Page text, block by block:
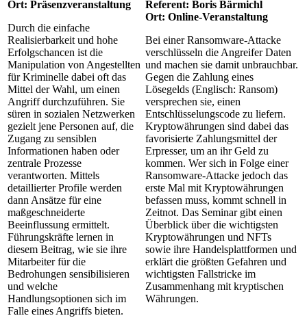
Ort: Präsenzveranstaltung
Durch die einfache
Realisierbarkeit und hohe
Erfolgschancen ist die
Manipulation von Angestellten
für Kriminelle dabei oft das
Mittel der Wahl, um einen
Angriff durchzuführen. Sie
süren in sozialen Netzwerken
gezielt jene Personen auf, die
Zugang zu sensiblen
Informationen haben oder
zentrale Prozesse
verantworten. Mittels
detaillierter Profile werden
dann Ansätze für eine
maßgeschneiderte
Beeinflussung ermittelt.
Führungskräfte lernen in
diesem Beitrag, wie sie ihre
Mitarbeiter für die
Bedrohungen sensibilisieren
und welche
Handlungsoptionen sich im
Falle eines Angriffs bieten.
Referent: Boris Bärmichl
Ort: Online-Veranstaltung
Bei einer Ransomware-Attacke
verschlüsseln die Angreifer Daten
und machen sie damit unbrauchbar.
Gegen die Zahlung eines
Lösegelds (Englisch: Ransom)
versprechen sie, einen
Entschlüsselungscode zu liefern.
Kryptowährungen sind dabei das
favorisierte Zahlungsmittel der
Erpresser, um an ihr Geld zu
kommen. Wer sich in Folge einer
Ransomware-Attacke jedoch das
erste Mal mit Kryptowährungen
befassen muss, kommt schnell in
Zeitnot. Das Seminar gibt einen
Überblick über die wichtigsten
Kryptowährungen und NFTs
sowie ihre Handelsplattformen und
erklärt die größten Gefahren und
wichtigsten Fallstricke im
Zusammenhang mit kryptischen
Währungen.